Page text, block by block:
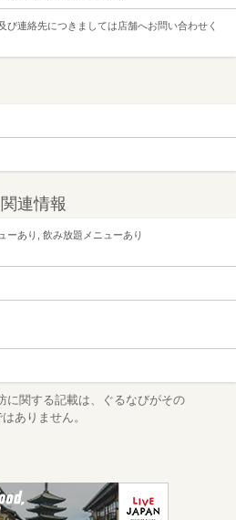
び連絡先につきましては店舗へお問い合わせく
連情報
ーあり, 飲み放題メニューあり
に関する記載は、ぐるなびがその
ありません。